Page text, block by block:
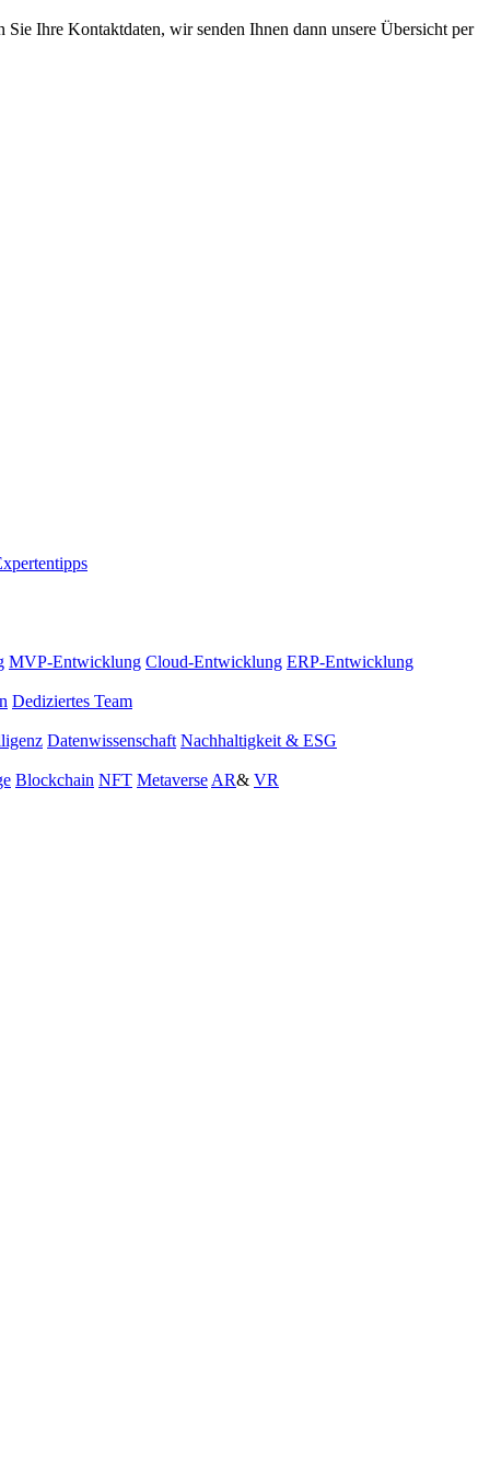
Ihre Kontaktdaten, wir senden Ihnen dann unsere Übersicht per
MVP-Entwicklung Cloud-Entwicklung ERP-Entwicklung
Dediziertes Team
Datenwissenschaft Nachhaltigkeit & ESG
Blockchain NFT Metaverse AR& VR